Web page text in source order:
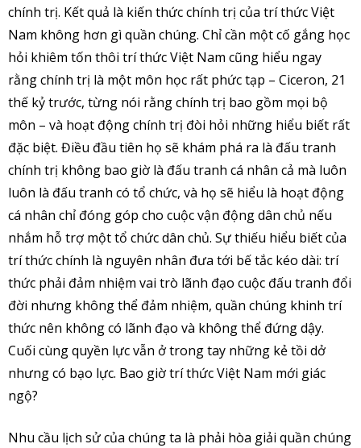
chính trị. Kết quả là kiến thức chính trị của trí thức Việt
Nam không hơn gì quần chúng. Chỉ cần một cố gắng học
hỏi khiêm tốn thôi trí thức Việt Nam cũng hiểu ngay
rằng chính trị là một môn học rất phức tạp – Ciceron, 21
thế kỷ trước, từng nói rằng chính trị bao gồm mọi bộ
môn – và hoạt động chính trị đòi hỏi những hiểu biết rất
đặc biệt. Điều đầu tiên họ sẽ khám phá ra là đấu tranh
chính trị không bao giờ là đấu tranh cá nhân cả mà luôn
luôn là đấu tranh có tổ chức, và họ sẽ hiểu là hoạt động
cá nhân chỉ đóng góp cho cuộc vận động dân chủ nếu
nhắm hỗ trợ một tổ chức dân chủ. Sự thiếu hiểu biết của
trí thức chính là nguyên nhân đưa tới bế tắc kéo dài: trí
thức phải đảm nhiệm vai trò lãnh đạo cuộc đấu tranh đổi
đời nhưng không thể đảm nhiệm, quần chúng khinh trí
thức nên không có lãnh đạo và không thể đứng dậy.
Cuối cùng quyền lực vẫn ở trong tay những kẻ tồi dở
nhưng có bạo lực. Bao giờ trí thức Việt Nam mới giác
ngộ?
Nhu cầu lịch sử của chúng ta là phải hòa giải quần chúng